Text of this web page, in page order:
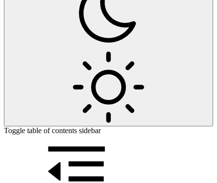
Toggle table of contents sidebar